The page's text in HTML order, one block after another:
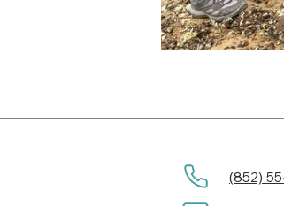
(852)